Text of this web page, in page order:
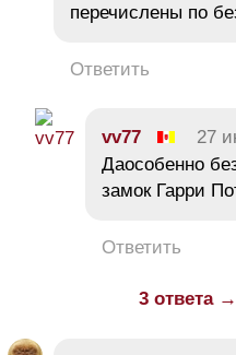
перечислены по
Ответить
vv77 27
Даособенно
замок Гарри
Ответить
3 ответа →